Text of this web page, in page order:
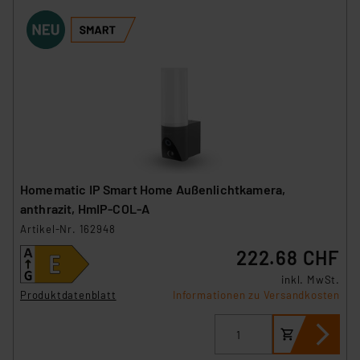
Homematic IP Smart Home Außenlichtkamera,
anthrazit, HmIP-COL-A
Artikel-Nr. 162948
Produktdatenblatt
222.68 CHF
inkl. MwSt.
Informationen zu Versandkosten